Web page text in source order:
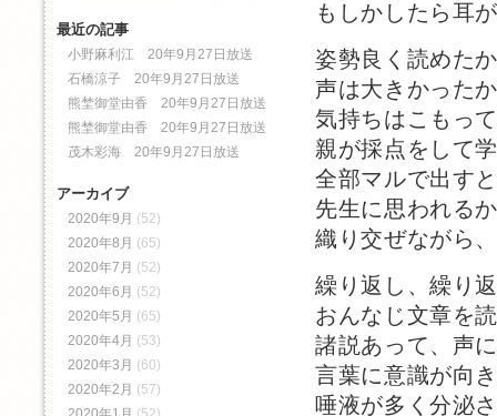
もしかしたら耳
姿勢良く読めた
声は大きかった
気持ちはこもっ
親が採点をして
全部マルで出す
先生に思われる
織り交ぜながら
繰り返し、繰り
おんなじ文章を
諸説あって、声
言葉に意識が向
唾液が多く分泌
最近の記事
小野麻利江 20年9月27日放送
石橋涼子 20年9月27日放送
熊埜御堂由香 20年9月27日放送
熊埜御堂由香 20年9月27日放送
茂木彩海 20年9月27日放送
アーカイブ
2020年9月 (52)
2020年8月 (65)
2020年7月 (52)
2020年6月 (52)
2020年5月 (65)
2020年4月 (53)
2020年3月 (60)
2020年2月 (57)